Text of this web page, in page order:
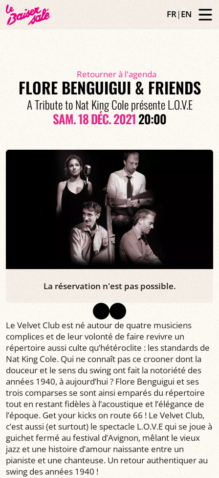
FR|EN
Retourner à l'agenda
FLORE BENGUIGUI & FRIENDS
A Tribute to Nat King Cole présente L.O.V.E
SAM. 18 DÉC. 202120:00
La réservation n'est pas possible.
Le Velvet Club est né autour de quatre musiciens
complices et de leur volonté de faire revivre un
répertoire aussi culte qu’hétéroclite : les standards de
Nat King Cole. Qui ne connaît pas ce crooner dont la
douceur et le sens du swing ont fait la notoriété des
années 1940, à aujourd’hui ? Flore Benguigui et ses
trois comparses se sont ainsi emparés du répertoire
tout en restant fidèles à l’acoustique et l’élégance de
l’époque. Get your kicks on route 66 ! Le Velvet Club,
c’est aussi (et surtout) le spectacle L.O.V.E qui se joue à
guichet fermé au festival d’Avignon, mêlant le vieux
jazz et une histoire d’amour naissante entre un
pianiste et une chanteuse. Un retour authentiquer au
swing des années 1940 !